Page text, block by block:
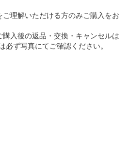
理解いただける方のみご購入をお
入後の返品・交換・キャンセルは
必ず写真にてご確認ください。